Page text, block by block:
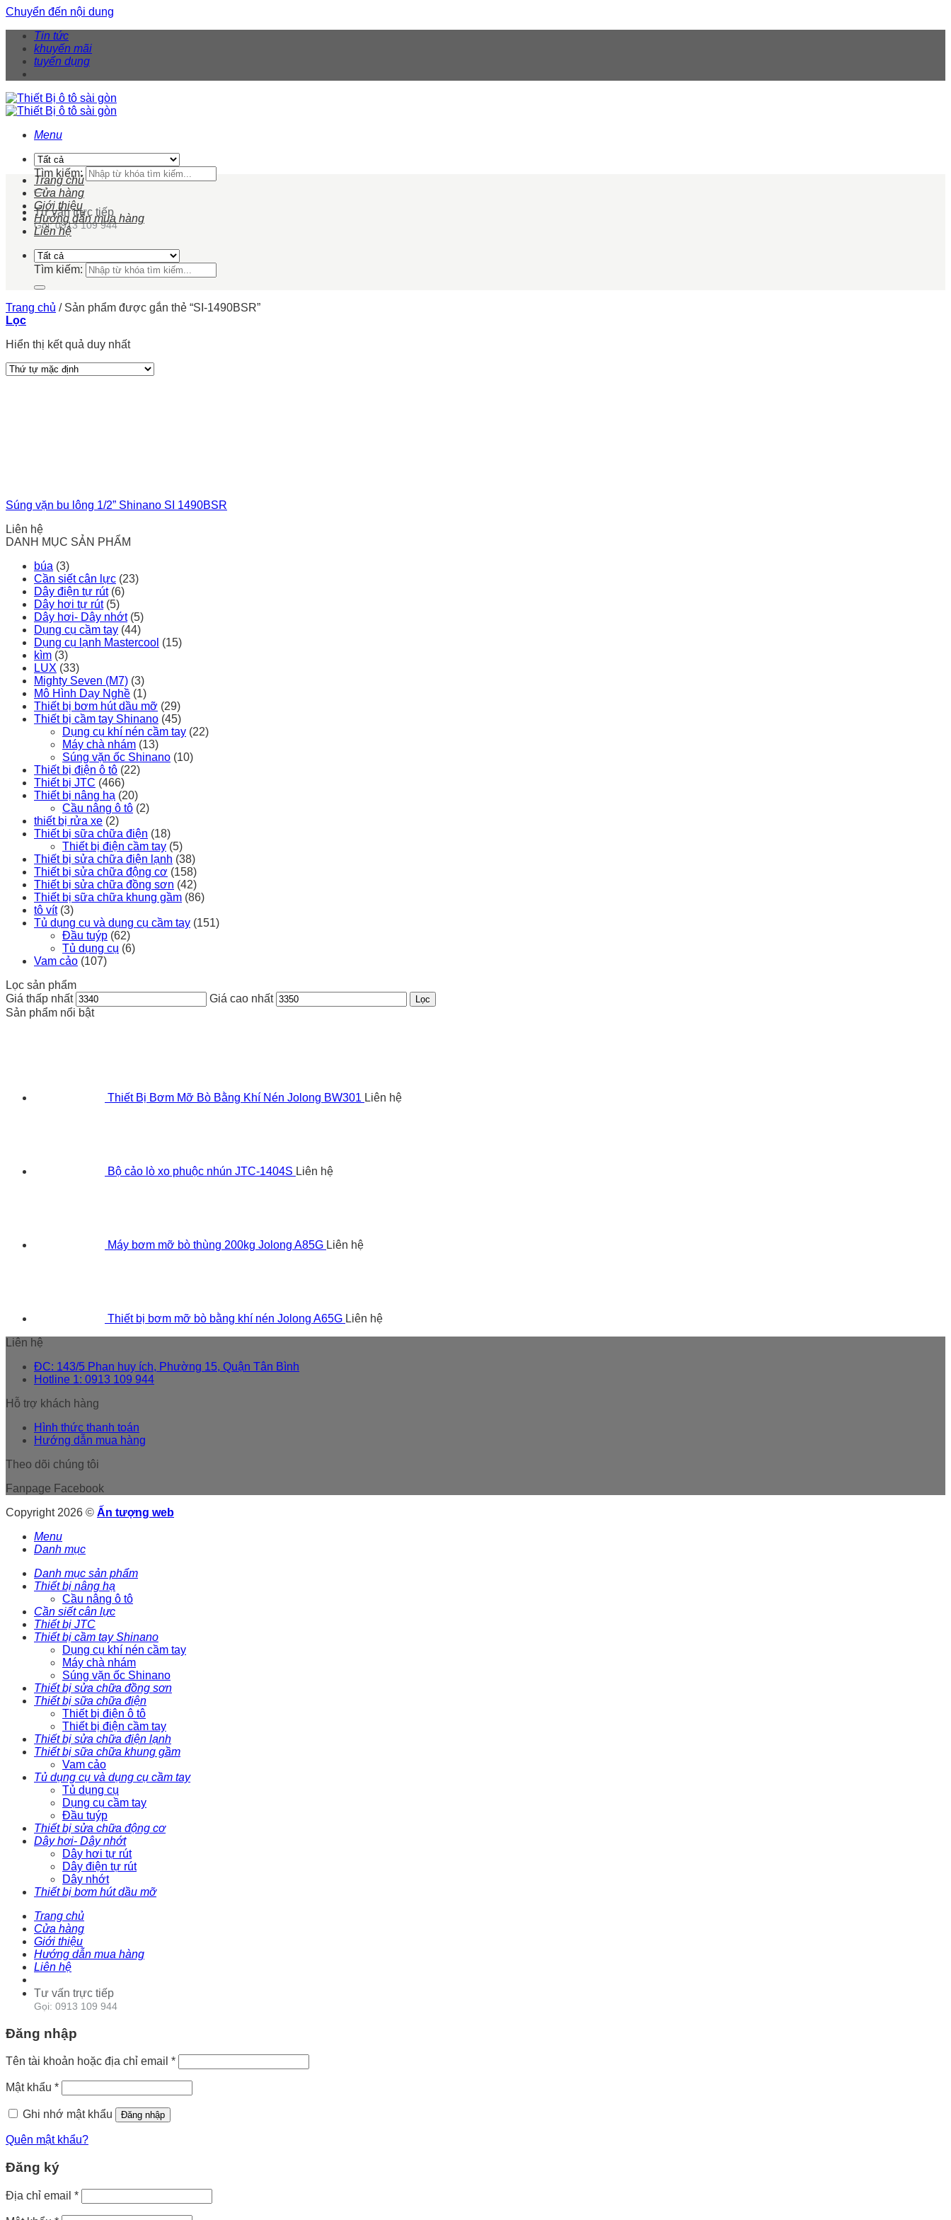
Chuyển đến nội dung
Tin tức
khuyến mãi
tuyển dụng
Menu
Tìm kiếm:
Tư vấn trực tiếp
Gọi: 0913 109 944
Trang chủ
Cửa hàng
Giới thiệu
Hướng dẫn mua hàng
Liên hệ
Tìm kiếm:
Trang chủ /Sản phẩm được gắn thẻ “SI-1490BSR”
Lọc
Hiển thị kết quả duy nhất
Súng vặn bu lông 1/2” Shinano SI 1490BSR
Liên hệ
DANH MỤC SẢN PHẨM
búa (3)
Cần siết cân lực (23)
Dây điện tự rút (6)
Dây hơi tự rút (5)
Dây hơi- Dây nhớt (5)
Dụng cụ cầm tay (44)
Dụng cụ lạnh Mastercool (15)
kìm (3)
LUX (33)
Mighty Seven (M7) (3)
Mô Hình Dạy Nghề (1)
Thiết bị bơm hút dầu mỡ (29)
Thiết bị cầm tay Shinano (45)
Dụng cụ khí nén cầm tay (22)
Máy chà nhám (13)
Súng vặn ốc Shinano (10)
Thiết bị điện ô tô (22)
Thiết bị JTC (466)
Thiết bị nâng hạ (20)
Cầu nâng ô tô (2)
thiết bị rửa xe (2)
Thiết bị sữa chữa điện (18)
Thiết bị điện cầm tay (5)
Thiết bị sửa chữa điện lạnh (38)
Thiết bị sửa chữa động cơ (158)
Thiết bị sửa chữa đồng sơn (42)
Thiết bị sữa chữa khung gầm (86)
tô vít (3)
Tủ dụng cụ và dụng cụ cầm tay (151)
Đầu tuýp (62)
Tủ dụng cụ (6)
Vam cảo (107)
Lọc sản phẩm
Giá thấp nhất
Giá cao nhất Lọc
Sản phẩm nổi bật
Thiết Bị Bơm Mỡ Bò Bằng Khí Nén Jolong BW301 Liên hệ
Bộ cảo lò xo phuộc nhún JTC-1404S Liên hệ
Máy bơm mỡ bò thùng 200kg Jolong A85G Liên hệ
Thiết bị bơm mỡ bò bằng khí nén Jolong A65G Liên hệ
Liên hệ
ĐC: 143/5 Phan huy ích, Phường 15, Quận Tân Bình
Hotline 1: 0913 109 944
Hỗ trợ khách hàng
Hình thức thanh toán
Hướng dẫn mua hàng
Theo dõi chúng tôi
Fanpage Facebook
Copyright 2026 © Ấn tượng web
Menu
Danh mục
Danh mục sản phẩm
Thiết bị nâng hạ
Cầu nâng ô tô
Cần siết cân lực
Thiết bị JTC
Thiết bị cầm tay Shinano
Dụng cụ khí nén cầm tay
Máy chà nhám
Súng vặn ốc Shinano
Thiết bị sửa chữa đồng sơn
Thiết bị sữa chữa điện
Thiết bị điện ô tô
Thiết bị điện cầm tay
Thiết bị sửa chữa điện lạnh
Thiết bị sữa chữa khung gầm
Vam cảo
Tủ dụng cụ và dụng cụ cầm tay
Tủ dụng cụ
Dụng cụ cầm tay
Đầu tuýp
Thiết bị sửa chữa động cơ
Dây hơi- Dây nhớt
Dây hơi tự rút
Dây điện tự rút
Dây nhớt
Thiết bị bơm hút dầu mỡ
Trang chủ
Cửa hàng
Giới thiệu
Hướng dẫn mua hàng
Liên hệ
Tư vấn trực tiếp
Gọi: 0913 109 944
Đăng nhập
Tên tài khoản hoặc địa chỉ email *
Mật khẩu *
Ghi nhớ mật khẩu Đăng nhập
Quên mật khẩu?
Đăng ký
Địa chỉ email *